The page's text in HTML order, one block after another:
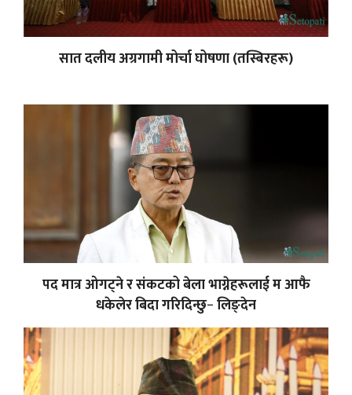
सात दलीय अग्रगामी मोर्चा घोषणा (तस्बिरहरू)
पद मात्र ओगट्ने र संकटको बेला भाग्नेहरूलाई म आफै
धकेलेर बिदा गरिदिन्छु− लिङ्देन